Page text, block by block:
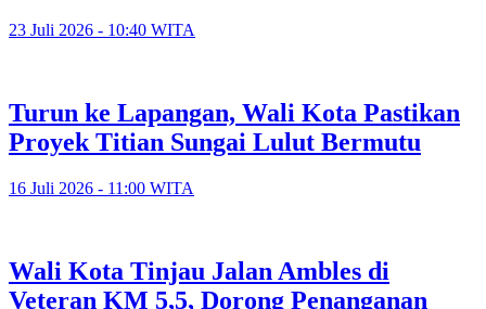
23 Juli 2026 - 10:40 WITA
Turun ke Lapangan, Wali Kota Pastikan
Proyek Titian Sungai Lulut Bermutu
16 Juli 2026 - 11:00 WITA
​Wali Kota Tinjau Jalan Ambles di
Veteran KM 5,5, Dorong Penanganan